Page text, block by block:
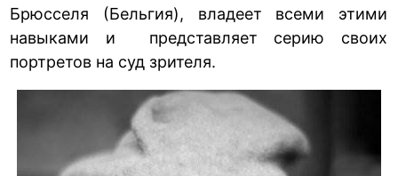
Брюсселя (Бельгия), владеет всеми этими
навыками и представляет серию своих
портретов на суд зрителя.